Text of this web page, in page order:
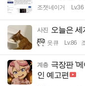
조졋네이거 Lv.36
사진 오늘은
읏큐 Lv.86
계층 극장판 '
인 예고편